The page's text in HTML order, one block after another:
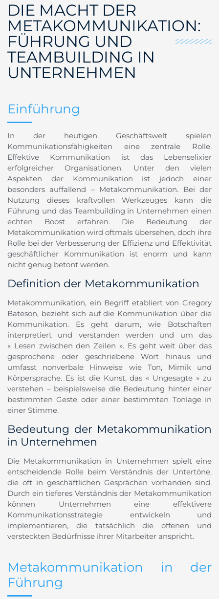
DIE MACHT DER
METAKOMMUNIKATION:
FÜHRUNG UND
TEAMBUILDING IN
UNTERNEHMEN
Einführung
In der heutigen Geschäftswelt spielen
Kommunikationsfähigkeiten eine zentrale Rolle.
Effektive Kommunikation ist das Lebenselixier
erfolgreicher Organisationen. Unter den vielen
Aspekten der Kommunikation ist jedoch einer
besonders auffallend – Metakommunikation. Bei der
Nutzung dieses kraftvollen Werkzeuges kann die
Führung und das Teambuilding in Unternehmen einen
echten Boost erfahren. Die Bedeutung der
Metakommunikation wird oftmals übersehen, doch ihre
Rolle bei der Verbesserung der Effizienz und Effektivität
geschäftlicher Kommunikation ist enorm und kann
nicht genug betont werden.
Definition der Metakommunikation
Metakommunikation, ein Begriff etabliert von Gregory
Bateson, bezieht sich auf die Kommunikation über die
Kommunikation. Es geht darum, wie Botschaften
interpretiert und verstanden werden und um das
« Lesen zwischen den Zeilen ». Es geht weit über das
gesprochene oder geschriebene Wort hinaus und
umfasst nonverbale Hinweise wie Ton, Mimik und
Körpersprache. Es ist die Kunst, das « Ungesagte » zu
verstehen – beispielsweise die Bedeutung hinter einer
bestimmten Geste oder einer bestimmten Tonlage in
einer Stimme.
Bedeutung der Metakommunikation
in Unternehmen
Die Metakommunikation in Unternehmen spielt eine
entscheidende Rolle beim Verständnis der Untertöne,
die oft in geschäftlichen Gesprächen vorhanden sind.
Durch ein tieferes Verständnis der Metakommunikation
können Unternehmen eine effektivere
Kommunikationsstrategie entwickeln und
implementieren, die tatsächlich die offenen und
versteckten Bedürfnisse ihrer Mitarbeiter anspricht.
Metakommunikation in der
Führung